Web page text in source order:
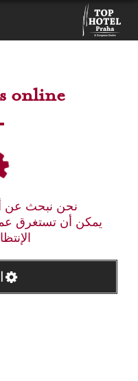
online
نحن نبحث عن
يمكن أن تستغرق